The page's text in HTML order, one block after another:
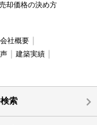
却価格の決め方
会社概要
建築実績
索